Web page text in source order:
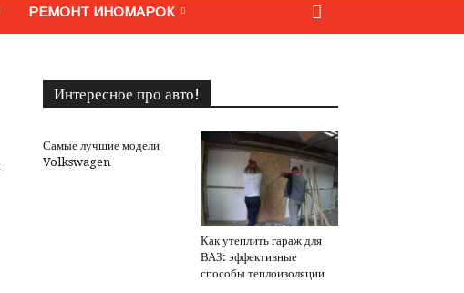
РЕМОНТ ИНОМАРОК
Интересное про авто!
Самые лучшие модели
Volkswagen
Как утеплить гараж для
ВАЗ: эффективные
способы теплоизоляции